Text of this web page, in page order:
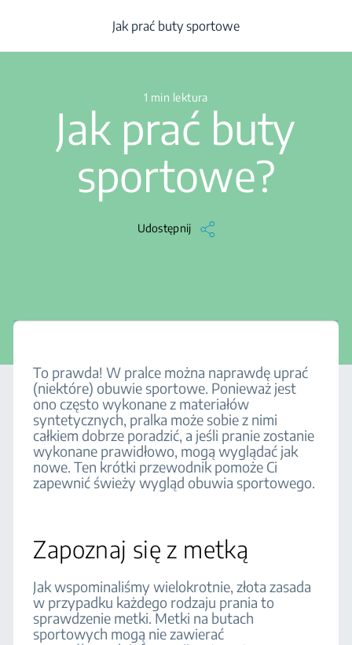
Centrum pomocy Pralki
1 min lektura
Jak prać buty
sportowe?
Udostępnij
Jak prać buty sportowe
To prawda! W pralce można naprawdę uprać
(niektóre) obuwie sportowe. Ponieważ jest
ono często wykonane z materiałów
syntetycznych, pralka może sobie z nimi
całkiem dobrze poradzić, a jeśli pranie zostanie
wykonane prawidłowo, mogą wyglądać jak
nowe. Ten krótki przewodnik pomoże Ci
zapewnić świeży wygląd obuwia sportowego.
Zapoznaj się z metką
Jak wspominaliśmy wielokrotnie, złota zasada
w przypadku każdego rodzaju prania to
sprawdzenie metki. Metki na butach
sportowych mogą nie zawierać